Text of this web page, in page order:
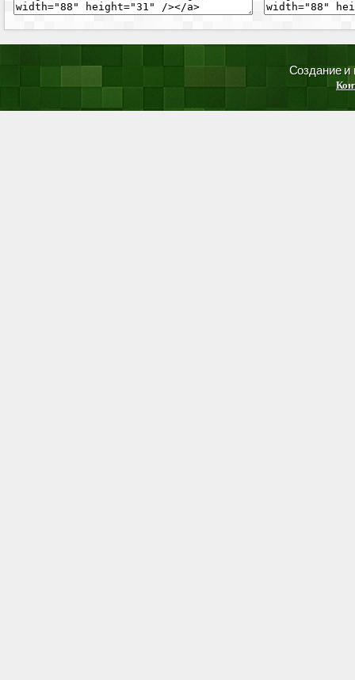
Создание и